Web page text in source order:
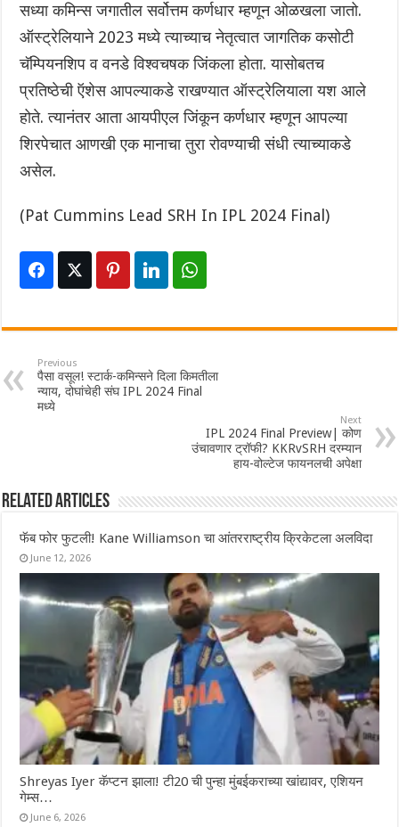
सध्या कमिन्स जगातील सर्वोत्तम कर्णधार म्हणून ओळखला जातो.
ऑस्ट्रेलियाने 2023 मध्ये त्याच्याच नेतृत्वात जागतिक कसोटी
चॅम्पियनशिप व वनडे विश्वचषक जिंकला होता. यासोबतच
प्रतिष्ठेची ऍशेस आपल्याकडे राखण्यात ऑस्ट्रेलियाला यश आले
होते. त्यानंतर आता आयपीएल जिंकून कर्णधार म्हणून आपल्या
शिरपेचात आणखी एक मानाचा तुरा रोवण्याची संधी त्याच्याकडे
असेल.
(Pat Cummins Lead SRH In IPL 2024 Final)
Previous
पैसा वसूल! स्टार्क-कमिन्सने दिला किमतीला
न्याय, दोघांचेही संघ IPL 2024 Final
मध्ये
Next
IPL 2024 Final Preview| कोण
उंचावणार ट्रॉफी? KKRvSRH दरम्यान
हाय-वोल्टेज फायनलची अपेक्षा
Related Articles
फॅब फोर फुटली! Kane Williamson चा आंतरराष्ट्रीय क्रिकेटला अलविदा
June 12, 2026
Shreyas Iyer कॅप्टन झाला! टी20 ची पुन्हा मुंबईकराच्या खांद्यावर, एशियन
गेम्स…
June 6, 2026